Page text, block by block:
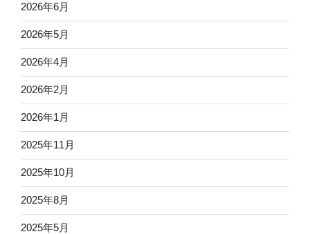
2026年6月
2026年5月
2026年4月
2026年2月
2026年1月
2025年11月
2025年10月
2025年8月
2025年5月